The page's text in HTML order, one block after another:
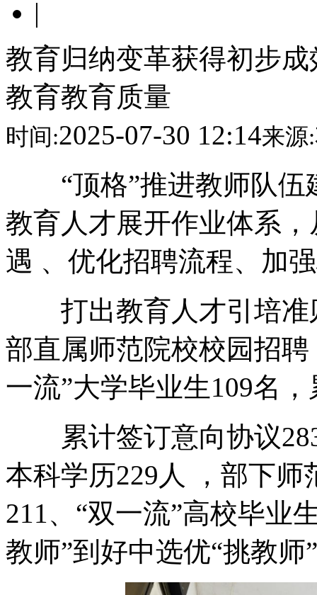
|
教育归纳变革获得初步
教育教育质量
时间:2025-07-30 12:14来源:
“顶格”推进教师队伍建造
教育人才展开作业体系
遇 、优化招聘流程、加
打出教育人才引培准则
部直属师范院校校园招聘
一流”大学毕业生109名，
累计签订意向协议283人
本科学历229人 ，部下师范
211、“双一流”高校毕业
教师”到好中选优“挑教师”的